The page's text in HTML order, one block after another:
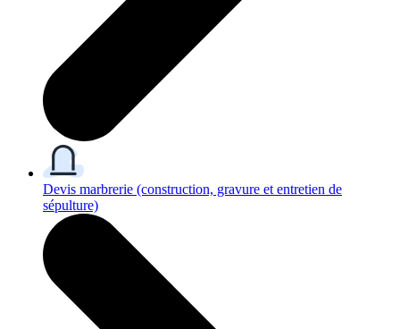
Devis marbrerie (construction, gravure et entretien de
sépulture)